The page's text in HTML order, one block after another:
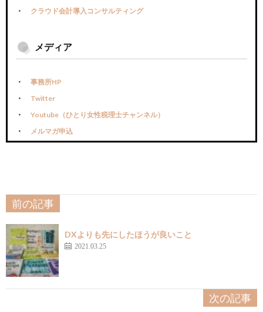
クラウド会計導入コンサルティング
メディア
事務所HP
Twitter
Youtube（ひとり女性税理士チャンネル）
メルマガ申込
前の記事
DXよりも先にしたほうが良いこと
2021.03.25
次の記事